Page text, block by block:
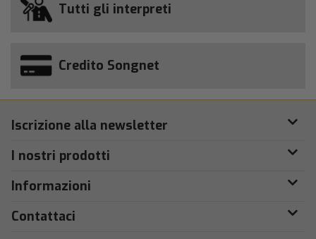
Tutti gli interpreti
Credito Songnet
Iscrizione alla newsletter
I nostri prodotti
Informazioni
Contattaci